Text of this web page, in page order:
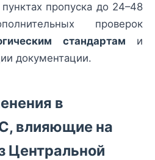
пропуска до 24–48
проверок
стандартам и
документации.
в
влияющие на
Центральной